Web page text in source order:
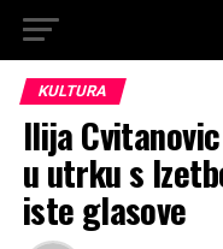
KULTURA
Ilija
u utrku s
iste glasove